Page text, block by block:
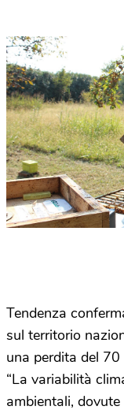
Tendenza
sul territorio
una perdita del
“La variabilità
ambientali,